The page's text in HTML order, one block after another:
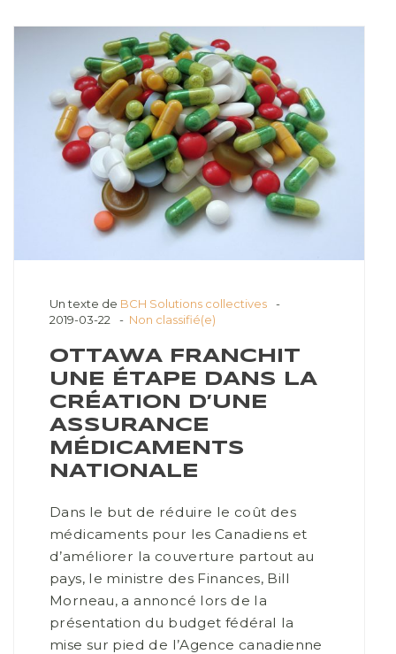
Un texte de BCH Solutions collectives
2019-03-22
Non classifié(e)
OTTAWA FRANCHIT
UNE ÉTAPE DANS LA
CRÉATION D’UNE
ASSURANCE
MÉDICAMENTS
NATIONALE
Dans le but de réduire le coût des
médicaments pour les Canadiens et
d’améliorer la couverture partout au
pays, le ministre des Finances, Bill
Morneau, a annoncé lors de la
présentation du budget fédéral la
mise sur pied de l’Agence canadienne